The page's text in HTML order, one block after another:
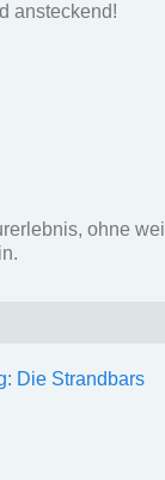
ansteckend!
ohne
Die Strandbars